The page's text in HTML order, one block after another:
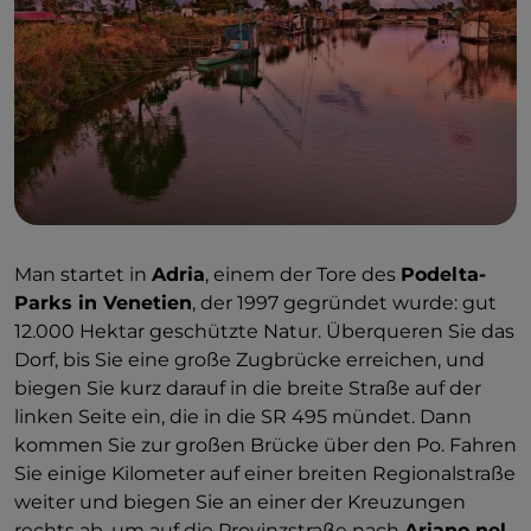
Man startet in Adria, einem der Tore des Podelta-
Parks in Venetien, der 1997 gegründet wurde: gut
12.000 Hektar geschützte Natur. Überqueren Sie das
Dorf, bis Sie eine große Zugbrücke erreichen, und
biegen Sie kurz darauf in die breite Straße auf der
linken Seite ein, die in die SR 495 mündet. Dann
kommen Sie zur großen Brücke über den Po. Fahren
Sie einige Kilometer auf einer breiten Regionalstraße
weiter und biegen Sie an einer der Kreuzungen